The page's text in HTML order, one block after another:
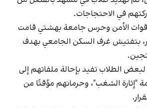
في الاحتجاجات.
قوات الأمن وحرس جامعة بهشتي قامت
22 فبراير، بتفتيش غرف السكن الجامعي بهدف
الطلاب تفيد بإحالة ملفاتهم إلى
"إثارة الشغب"، وحرمانهم مؤقتًا من